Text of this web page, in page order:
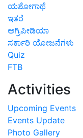
ಯಶೋಗಾಥೆ
ಇತರೆ
ಅಗ್ರಿಪೀಡಿಯಾ
ಸರ್ಕಾರಿ ಯೋಜನೆಗಳು
Quiz
FTB
Activities
Upcoming Events
Events Update
Photo Gallery